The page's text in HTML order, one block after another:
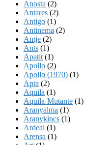
Anosta (2)
Antares (2)
Antigo (1)
Antinema (2)
Antje (2)
Ants (1)
Apatit (1)
Apollo (2)
Apollo (1970) (1)
Apta (2)
Aquila (1)
Aquila-Mutante (1)
Aranyalma (1)
Aranykincs (1)
Ardeal (1)
Arensa (1)